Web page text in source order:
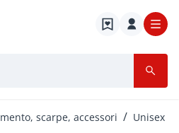
scarpe, accessori Unisex